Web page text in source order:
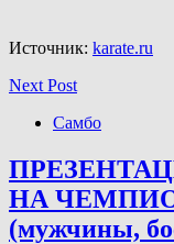
Источник: karate.ru
Next Post
Самбо
НА
(мужчины,